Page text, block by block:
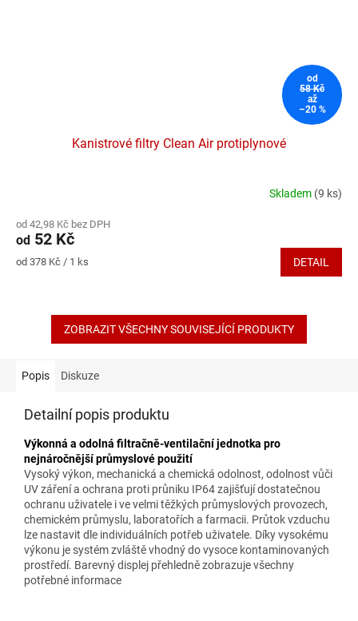
od
58 Kč
až
–20 %
Kanistrové filtry Clean Air protiplynové
produktu
je
5,0
Skladem (9 ks)
od 42,98 Kč bez DPH
od 52 Kč
Měrná
od 378 Kč / 1 ks DETAIL
ZOBRAZIT VŠECHNY SOUVISEJÍCÍ PRODUKTY
Popis Diskuze
Detailní popis produktu
Výkonná a odolná filtračně-ventilační jednotka pro
nejnáročnější průmyslové použití
Vysoký výkon, mechanická a chemická odolnost, odolnost vůči
UV záření a ochrana proti průniku IP64 zajišťují dostatečnou
ochranu uživatele i ve velmi těžkých průmyslových provozech,
chemickém průmyslu, laboratořích a farmacii. Průtok vzduchu
lze nastavit dle individuálních potřeb uživatele. Díky vysokému
výkonu je systém zvláště vhodný do vysoce kontaminovaných
prostředí. Barevný displej přehledně zobrazuje všechny
potřebné informace